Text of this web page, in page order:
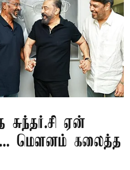
ஏன்
மௌனம் கலைத்த